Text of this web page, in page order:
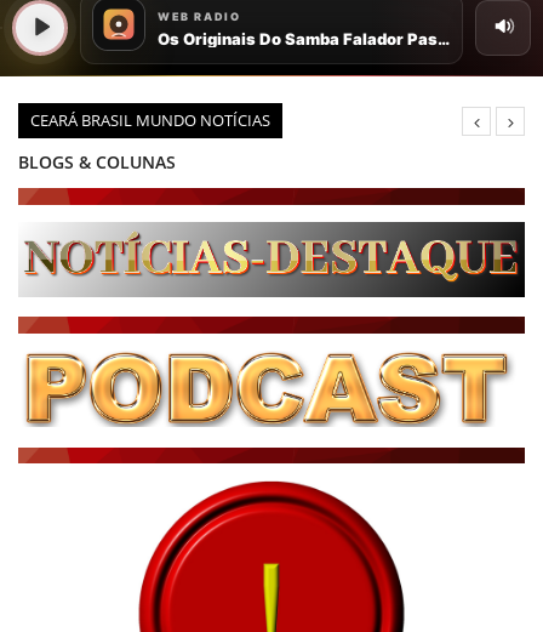
CEARÁ BRASIL MUNDO NOTÍCIAS
BLOGS & COLUNAS
PODCAST - PONTO DE VISTA
BRASIL DE FATO - ÚLTIMAS NOTÍCIAS
ÚLTIMAS NOTÍCIAS
NOTÍCIAS TAMBÉM NA TELA
BRASIL MUNDO AO VIVO
JORNAL DO BRASIL
CONECTE-SE
REGISTO